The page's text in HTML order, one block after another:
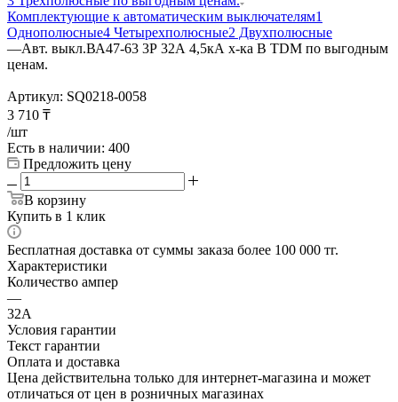
Комплектующие к автоматическим выключателям1
Однополюсные4 Четырехполюсные2 Двухполюсные
—Авт. выкл.ВА47-63 3Р 32А 4,5кА х-ка B TDM по выгодным
ценам.
Артикул: SQ0218-0058
3 710 ₸
/шт
Есть в наличии: 400
Предложить цену
В корзину
Купить в 1 клик
Бесплатная доставка от суммы заказа более 100 000 тг.
Характеристики
Количество ампер
—
32А
Условия гарантии
Текст гарантии
Оплата и доставка
Цена действительна только для интернет-магазина и может
отличаться от цен в розничных магазинах